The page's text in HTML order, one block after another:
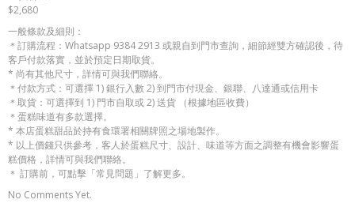
$2,680
一般條款及細則：
＊訂購流程：Whatsapp 9384 2913 或親自到門市查詢，細節經雙方確認後，待
客戶付款落實，並於預定日期取貨。
* 尚有其他尺寸，詳情可與我們聯絡。
＊付款方式：可選擇 1) 銀行入數 2) 到門市付現金、銀聯、八達通或信用卡
＊取貨：可選擇到 1) 門市自取或 2) 送貨 （根據地區收費）
＊蛋糕味道有多款選擇。
* 本店蛋糕甜品於持有食環署相關牌照之場地製作。
* 以上價錢只供參考，客人於蛋糕尺寸、設計、味道等方面之調整有機會影響蛋
糕價格，詳情可與我們聯絡。
＊ 訂購前，可點擊「常見問題」了解更多。
No Comments Yet.